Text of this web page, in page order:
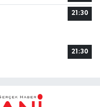
21:30
21:30